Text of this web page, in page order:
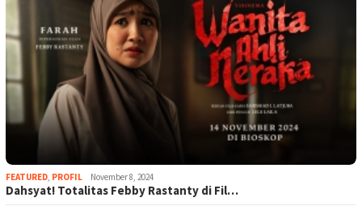
FEATURED, PROFIL November 8, 2024
Dahsyat! Totalitas Febby Rastanty di Fil…